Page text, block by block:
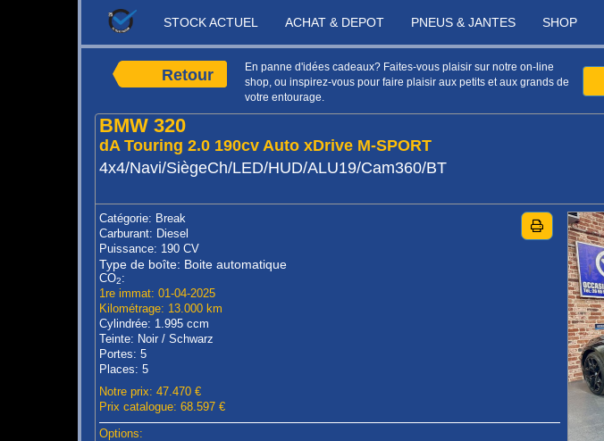
STOCK ACTUEL ACHAT & DEPOT PNEUS & JANTES SHOP
Retour
En panne d'idées cadeaux? Faites-vous plaisir sur notre on-line
shop, ou inspirez-vous pour faire plaisir aux petits et aux grands de
votre entourage.
BMW 320
dA Touring 2.0 190cv Auto xDrive M-SPORT
4x4/Navi/SiègeCh/LED/HUD/ALU19/Cam360/BT
Catégorie: Break
Carburant: Diesel
Puissance: 190 CV
Type de boîte: Boite automatique
CO2:
1re immat: 01-04-2025
Kilométrage: 13.000 km
Cylindrée: 1.995 ccm
Teinte: Noir / Schwarz
Portes: 5
Places: 5
Notre prix: 47.470 €
Prix catalogue: 68.597 €
Options: